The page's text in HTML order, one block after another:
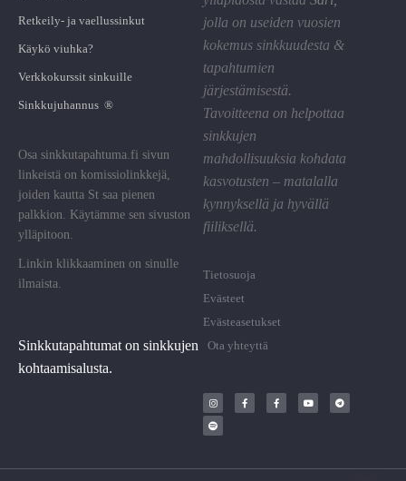
Retkeily- ja vaellussinkut
Käykö viuhka?
Verkkokurssit sinkuille
Sinkkujuhannus ®
Osa sinkkutapahtuma.fi sivun
linkeistä on komissiolinkkejä,
joiden kautta St saa pienen
palkkion. Käytämme sen sivuston
ylläpitoon.
Linkin klikkaaminen on sinulle
ilmaista.
Sinkkutapahtumat on sinkkujen
kohtaamisalusta.
jolla on useiden vuosien
kokemus sinkkuudesta &
tapahtumien
järjestämisestä.
Tavoitteena on helpottaa
sinkkujen
mahdollisuuksia kohdata
kasvotusten – matalalla
kynnyksellä ja hyvällä
fiiliksellä.
Tietosuoja
Evästeet
Evästeasetukset
Ota yhteyttä